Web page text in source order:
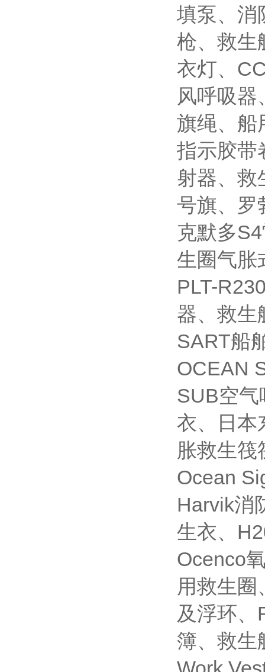
填泵、消
枪、救生
衣灯、
风呼吸
旗绳、船
指示胶带
射器、救
号旗、罗
克默多
生圈气胀
PLT-
器、救生
SART船
OCEAN
SUB空气
衣、日本
胀救生筏
Ocean
Harvik消
生衣、
Ocenco
用救生
及浮环、
簿、救生